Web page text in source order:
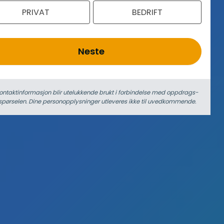
PRIVAT BEDRIFT
Neste
blir utelukkende brukt i forbindelse med oppdrags­
Dine person­­opplysninger utleveres ikke til uvedkommende.